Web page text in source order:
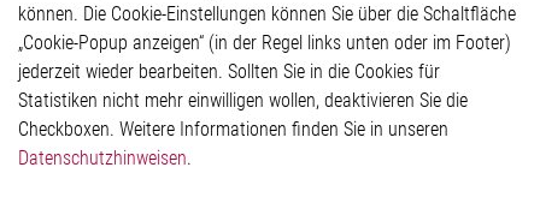
Impressum
Datenschutzerklärung
Cookie-Popup anzeigen
können. Die Cookie-Einstellungen können Sie über die Schaltfläche
„Cookie-Popup anzeigen“ (in der Regel links unten oder im Footer)
jederzeit wieder bearbeiten. Sollten Sie in die Cookies für
Statistiken nicht mehr einwilligen wollen, deaktivieren Sie die
Checkboxen. Weitere Informationen finden Sie in unseren
Datenschutzhinweisen.